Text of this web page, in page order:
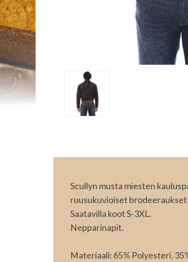
Scullyn musta miesten
ruusukuvioiset brodeeraukset
Saatavilla koot S-3XL.
Nepparinapit.
Materiaali: 65% Polyesteri,